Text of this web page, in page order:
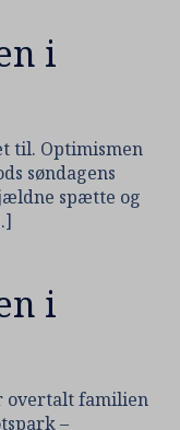
i
til. Optimismen
søndagens
spætte og
i
overtalt familien
–